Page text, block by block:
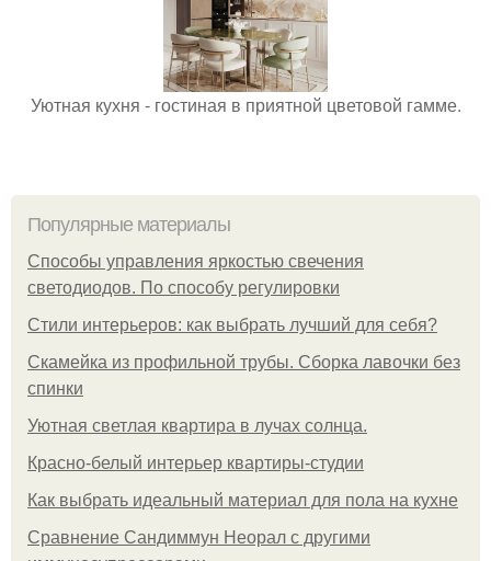
Уютная кухня - гостиная в приятной цветовой гамме.
Популярные материалы
Способы управления яркостью свечения
светодиодов. По способу регулировки
Стили интерьеров: как выбрать лучший для себя?
Скамейка из профильной трубы. Сборка лавочки без
спинки
Уютная светлая квартира в лучах солнца.
Красно-белый интерьер квартиры-студии
Как выбрать идеальный материал для пола на кухне
Сравнение Сандиммун Неорал с другими